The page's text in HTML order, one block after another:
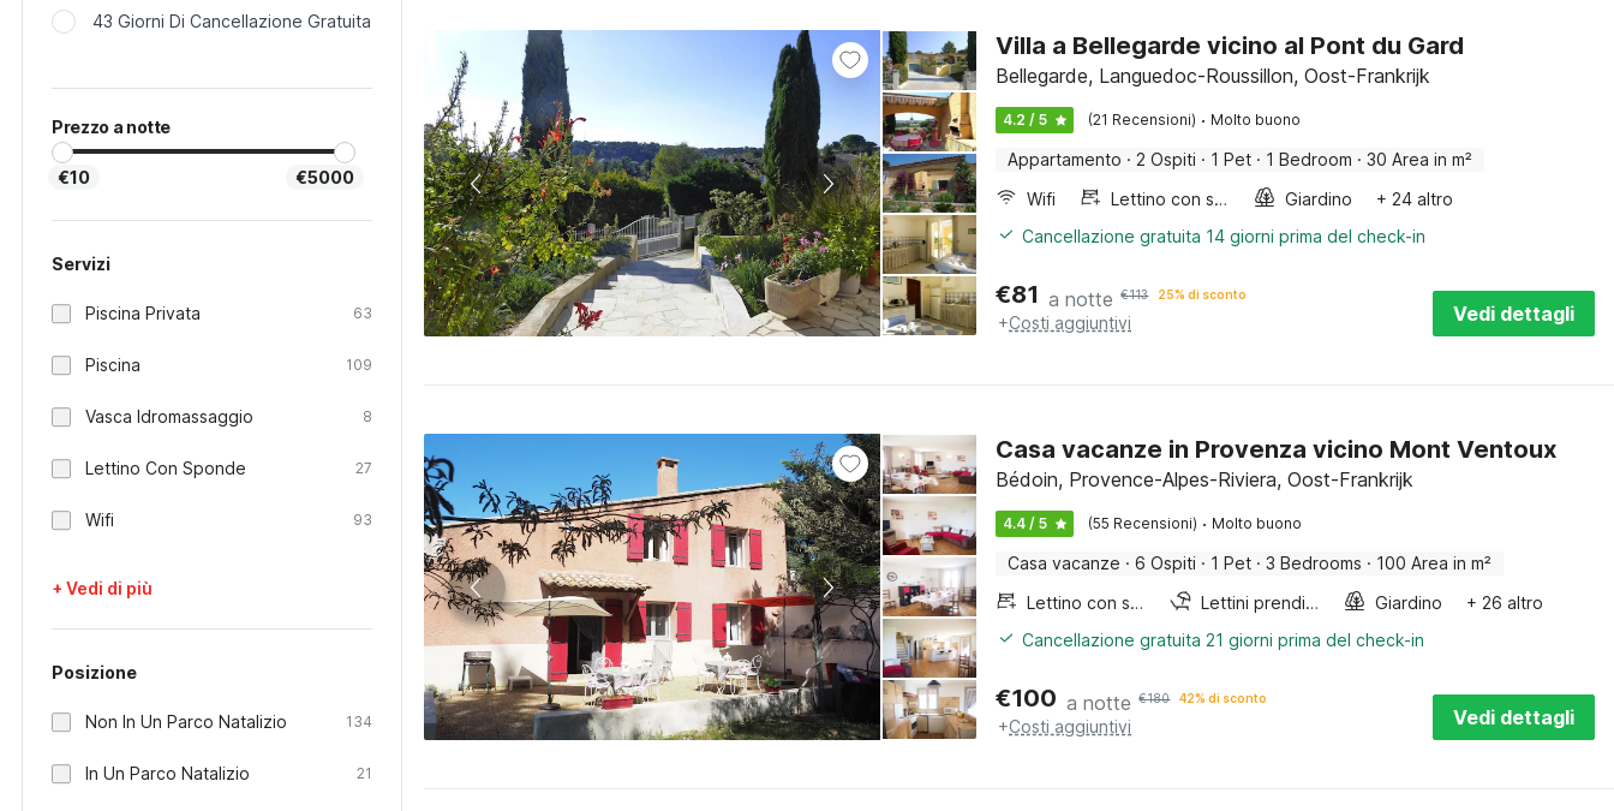
43 Giorni Di Cancellazione Gratuita
Prezzo a notte
€10 €5000
Servizi
Piscina Privata 63
Piscina 109
Vasca Idromassaggio 8
Lettino Con Sponde 27
Wifi 93
+ Vedi di più
Posizione
Non In Un Parco Natalizio 134
In Un Parco Natalizio 21
Villa a Bellegarde vicino al Pont du Gard
Bellegarde, Languedoc-Roussillon, Oost-Frankrijk
4.2 / 5 (21 Recensioni) · Molto buono
Appartamento · 2 Ospiti · 1 Pet · 1 Bedroom · 30 Area in m²
Wifi
Lettino con sponde Giardino
+ 24 altro
Cancellazione gratuita 14 giorni prima del check-in
€81 a notte €113 25% di sconto
+Costi aggiuntivi Vedi dettagli
Casa vacanze in Provenza vicino Mont Ventoux
Bédoin, Provence-Alpes-Riviera, Oost-Frankrijk
4.4 / 5 (55 Recensioni) · Molto buono
Casa vacanze · 6 Ospiti · 1 Pet · 3 Bedrooms · 100 Area in m²
Lettino con sponde
Lettini prendisole Giardino
+ 26 altro
Cancellazione gratuita 21 giorni prima del check-in
€100 a notte €180 42% di sconto
+Costi aggiuntivi Vedi dettagli